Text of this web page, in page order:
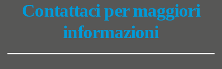
Contattaci per maggiori
informazioni